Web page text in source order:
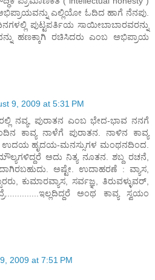
ಎಲ್ಲಿಯೋ ಓದಿದ ಹಾಗೆ ನೆನಪು.
ಪುಟ್ಟಪರ್ತಿಯ ಸಾಯೀಬಾಬಾರವರನ್ನು
ಹಣಕ್ಕಾಗಿ ರಚಿಸಿದರು ಎಂಬ ಅಭಿಪ್ರಾಯ
9, 2009 at 5:31 PM
ನವ್ಯ, ಪುರಾತನ ಎಂಬ ಭೇದ-ಭಾವ ನನಗೆ
ಕಾವ್ಯ ನಾಳೆಗೆ ಪುರಾತನ. ನಾಳಿನ ಕಾವ್ಯ
ಉದಯ ಹೃದಯ-ಮನಸ್ಸುಗಳ ಮಂಥನದಿಂದ.
ಅದು ನಿತ್ಯ ನೂತನ. ಶಬ್ದ ರಚನೆ,
ಅಷ್ಟೇ. ಉದಾಹರಣೆ : ವ್ಯಾಸ,
ಕುಮಾರವ್ಯಾಸ, ಸರ್ವಜ್ಞ, ತಿರುವಳ್ಳುವರ್,
ಅಂಥ ಕಾವ್ಯ ಸ್ವಯಂ
2009 at 7:51 PM